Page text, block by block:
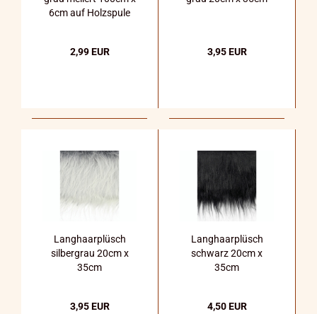
6cm auf Holzspule
2,99 EUR 3,95 EUR
Langhaarplüsch
silbergrau 20cm x
35cm
3,95 EUR
Langhaarplüsch
schwarz 20cm x
35cm
4,50 EUR